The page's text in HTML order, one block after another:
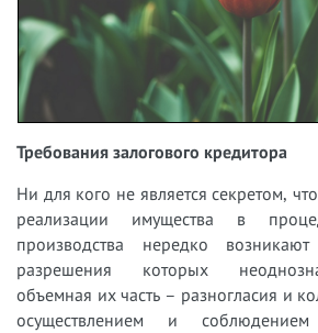
Требования залогового кредитора
Ни для кого не является секретом,
реализации имущества в
производства нередко
разрешения которых
объемная их часть – разногласия и
осуществлением и